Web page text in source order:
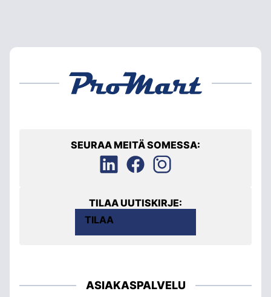
SEURAA MEITÄ SOMESSA:
TILAA UUTISKIRJE:
TILAA
ASIAKASPALVELU